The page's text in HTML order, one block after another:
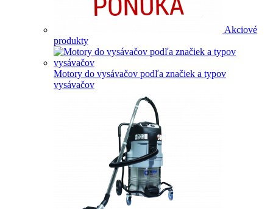
Akciové
produkty
Motory do vysávačov podľa značiek a typov
vysávačov